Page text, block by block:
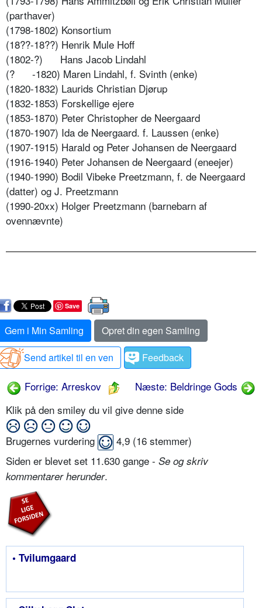
(parthaver)
(1798-1802) Konsortium
(18??-18??) Henrik Mule Hoff
(1802-?)
Hans Jacob Lindahl
(? -1820) Maren Lindahl, f. Svinth (enke)
(1820-1832) Laurids Christian Djørup
(1832-1853) Forskellige ejere
(1853-1870) Peter Christopher de Neergaard
(1870-1907) Ida de Neergaard. f. Laussen (enke)
(1907-1915) Harald og Peter Johansen de Neergaard
(1916-1940) Peter Johansen de Neergaard (eneejer)
(1940-1990) Bodil Vibeke Preetzmann, f. de Neergaard
(datter) og J. Preetzmann
(1990-20xx) Holger Preetzmann (barnebarn af
ovennævnte)
Save
Gem i Min Samling
Opret din egen Samling
Send artikel til en ven
Feedback
Forrige: Arreskov
Næste: Beldringe Gods
Klik på den smiley du vil give denne side
Brugernes vurdering 4,9 (16 stemmer)
Siden er blevet set 11.630 gange - Se og skriv
kommentarer herunder.
• Tvilumgaard